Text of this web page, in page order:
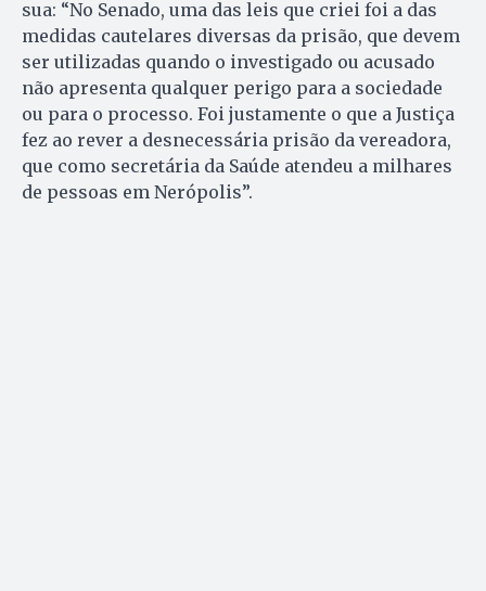
sua: “No Senado, uma das leis que criei foi a das
medidas cautelares diversas da prisão, que devem
ser utilizadas quando o investigado ou acusado
não apresenta qualquer perigo para a sociedade
ou para o processo. Foi justamente o que a Justiça
fez ao rever a desnecessária prisão da vereadora,
que como secretária da Saúde atendeu a milhares
de pessoas em Nerópolis”.